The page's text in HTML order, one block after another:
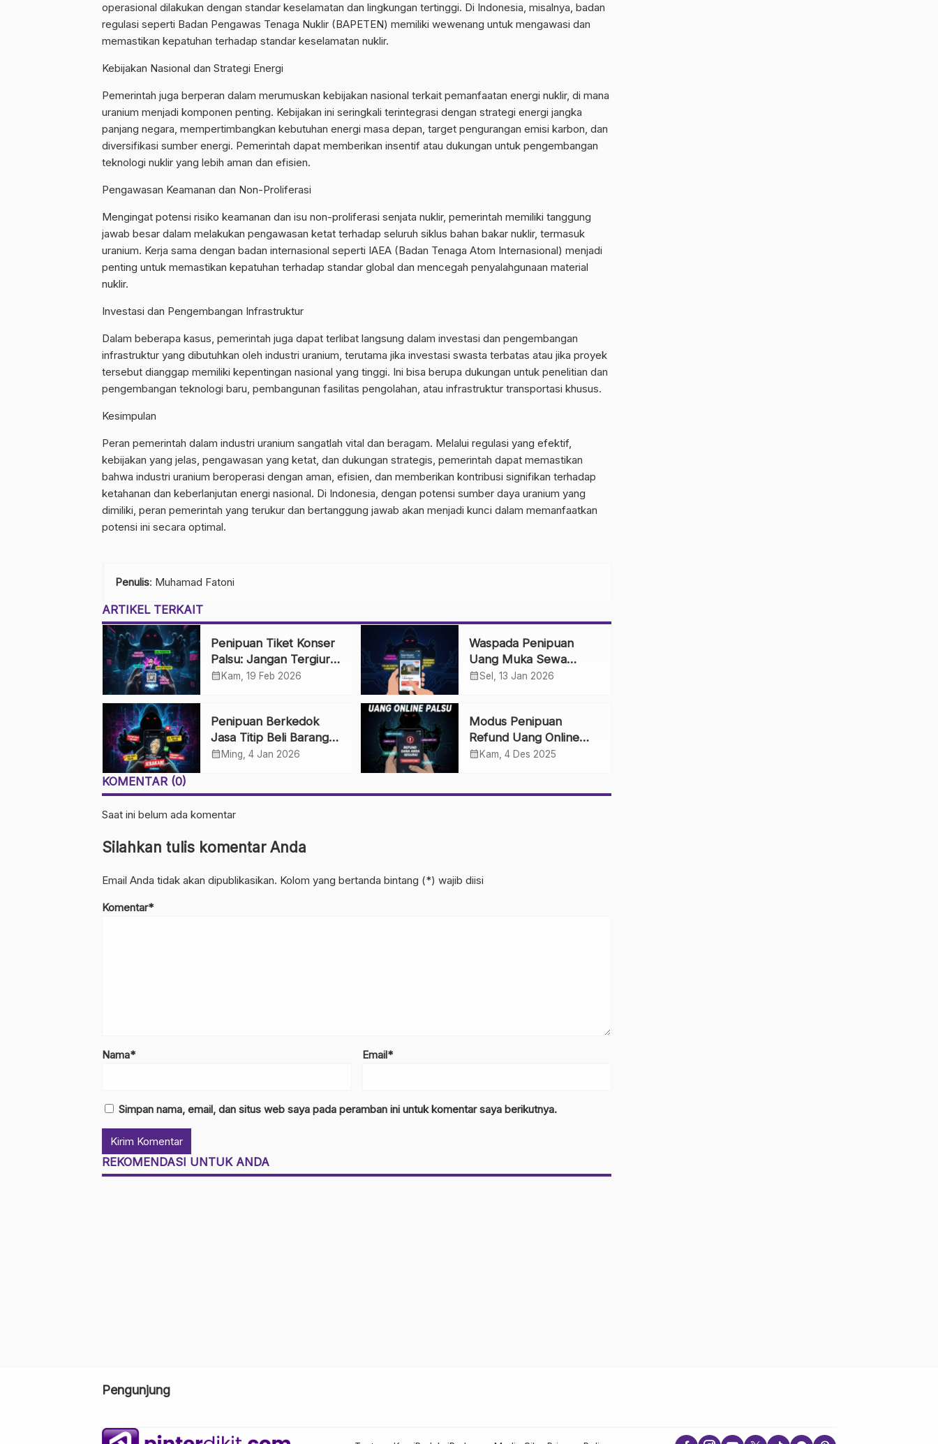
operasional dilakukan dengan standar keselamatan dan lingkungan tertinggi. Di Indonesia, misalnya, badan
regulasi seperti Badan Pengawas Tenaga Nuklir (BAPETEN) memiliki wewenang untuk mengawasi dan
memastikan kepatuhan terhadap standar keselamatan nuklir.
Kebijakan Nasional dan Strategi Energi
Pemerintah juga berperan dalam merumuskan kebijakan nasional terkait pemanfaatan energi nuklir, di mana
uranium menjadi komponen penting. Kebijakan ini seringkali terintegrasi dengan strategi energi jangka
panjang negara, mempertimbangkan kebutuhan energi masa depan, target pengurangan emisi karbon, dan
diversifikasi sumber energi. Pemerintah dapat memberikan insentif atau dukungan untuk pengembangan
teknologi nuklir yang lebih aman dan efisien.
Pengawasan Keamanan dan Non-Proliferasi
Mengingat potensi risiko keamanan dan isu non-proliferasi senjata nuklir, pemerintah memiliki tanggung
jawab besar dalam melakukan pengawasan ketat terhadap seluruh siklus bahan bakar nuklir, termasuk
uranium. Kerja sama dengan badan internasional seperti IAEA (Badan Tenaga Atom Internasional) menjadi
penting untuk memastikan kepatuhan terhadap standar global dan mencegah penyalahgunaan material
nuklir.
Investasi dan Pengembangan Infrastruktur
Dalam beberapa kasus, pemerintah juga dapat terlibat langsung dalam investasi dan pengembangan
infrastruktur yang dibutuhkan oleh industri uranium, terutama jika investasi swasta terbatas atau jika proyek
tersebut dianggap memiliki kepentingan nasional yang tinggi. Ini bisa berupa dukungan untuk penelitian dan
pengembangan teknologi baru, pembangunan fasilitas pengolahan, atau infrastruktur transportasi khusus.
Kesimpulan
Peran pemerintah dalam industri uranium sangatlah vital dan beragam. Melalui regulasi yang efektif,
kebijakan yang jelas, pengawasan yang ketat, dan dukungan strategis, pemerintah dapat memastikan
bahwa industri uranium beroperasi dengan aman, efisien, dan memberikan kontribusi signifikan terhadap
ketahanan dan keberlanjutan energi nasional. Di Indonesia, dengan potensi sumber daya uranium yang
dimiliki, peran pemerintah yang terukur dan bertanggung jawab akan menjadi kunci dalam memanfaatkan
potensi ini secara optimal.
Penulis: Muhamad Fatoni
ARTIKEL TERKAIT
Penipuan Tiket Konser
Palsu: Jangan Tergiur
Penjualan di Media
calendar_month Kam, 19 Feb 2026
Waspada Penipuan
Uang Muka Sewa
Rumah Online: Tips
calendar_monthSel, 13 Jan 2026
Penipuan Berkedok
Jasa Titip Beli Barang
Luar Negeri: Waspada
calendar_month Ming, 4 Jan 2026
Modus Penipuan
Refund Uang Online
Palsu: Waspada Janji
calendar_month Kam, 4 Des 2025
KOMENTAR (0)
Saat ini belum ada komentar
Silahkan tulis komentar Anda
Email Anda tidak akan dipublikasikan. Kolom yang bertanda bintang (*) wajib diisi
Komentar*
Nama* Email*
Simpan nama, email, dan situs web saya pada peramban ini untuk komentar saya berikutnya.
REKOMENDASI UNTUK ANDA
Pengunjung